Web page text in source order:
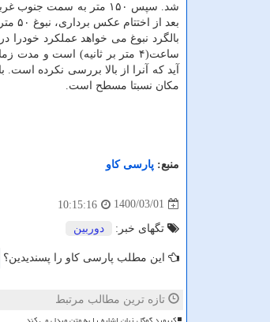
شد. سپس ۱۵۰ متر به
بعد از اختتام عکس برداری، نبوغ ۵۰ متر دیگر به سمت شمال شرقی پرواز می کند و در منطقه ای به نام پایگاه C فرود می آید.
مکان نسبتا مسطح است.
منبع: پارسی كاو
1400/03/01
10:15:16
تگهای خبر: دوربین
این مطلب پارسی کاو را پسندیدین؟
تازه ترین مطالب مرتبط